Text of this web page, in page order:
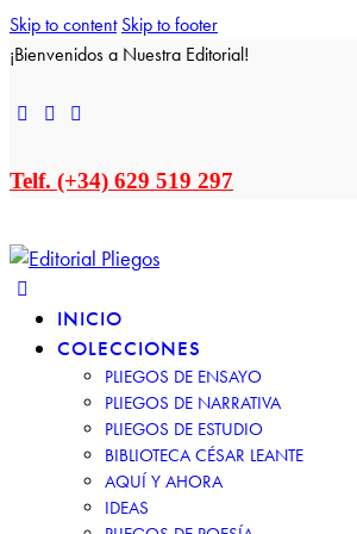
Skip to content Skip to footer
¡Bienvenidos a Nuestra Editorial!
Telf. (+34) 629 519 297
INICIO
COLECCIONES
PLIEGOS DE ENSAYO
PLIEGOS DE NARRATIVA
PLIEGOS DE ESTUDIO
BIBLIOTECA CÉSAR LEANTE
AQUÍ Y AHORA
IDEAS